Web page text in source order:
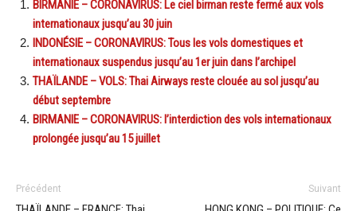
BIRMANIE – CORONAVIRUS: Le ciel birman reste fermé aux vols
internationaux jusqu’au 30 juin
INDONÉSIE – CORONAVIRUS: Tous les vols domestiques et
internationaux suspendus jusqu’au 1er juin dans l’archipel
THAÏLANDE – VOLS: Thai Airways reste clouée au sol jusqu’au
début septembre
BIRMANIE – CORONAVIRUS: l’interdiction des vols internationaux
prolongée jusqu’au 15 juillet
Précédent Suivant